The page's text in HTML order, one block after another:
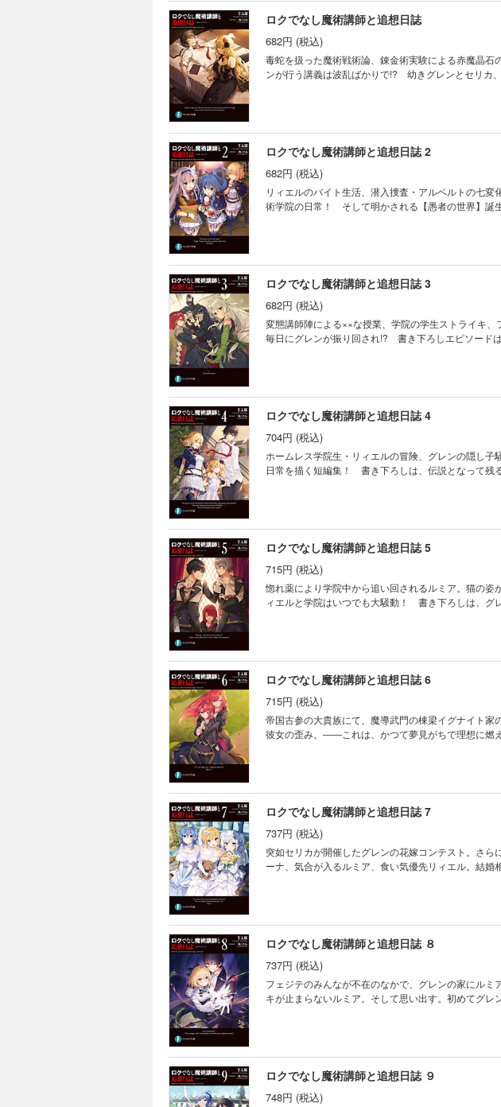
ロクでなし魔術講師と追想日誌
682円 (税込)
毒蛇を扱った魔術戦術論、錬金術実験による赤魔晶
ンが行う講義は波乱ばかりで!? 幼きグレンとセリカ
ロクでなし魔術講師と追想日誌 2
682円 (税込)
リィエルのバイト生活、潜入捜査・アルベルトの七
術学院の日常！ そして明かされる【愚者の世界】誕
ロクでなし魔術講師と追想日誌 3
682円 (税込)
変態講師陣による××な授業、学院の学生ストライキ
毎日にグレンが振り回され!? 書き下ろしエピソー
ロクでなし魔術講師と追想日誌 4
704円 (税込)
ホームレス学院生・リィエルの冒険、グレンの隠し
日常を描く短編集！ 書き下ろしは、伝説となって残
ロクでなし魔術講師と追想日誌 5
715円 (税込)
惚れ薬により学院中から追い回されるルミア。猫の
ィエルと学院はいつでも大騒動！ 書き下ろしは、グ
ロクでなし魔術講師と追想日誌 6
715円 (税込)
帝国古参の大貴族にて、魔導武門の棟梁イグナイト
彼女の歪み。――これは、かつて夢見がちで理想に燃
ロクでなし魔術講師と追想日誌 7
737円 (税込)
突如セリカが開催したグレンの花嫁コンテスト。さ
ーナ、気合が入るルミア、食い気優先リィエル。結
ロクでなし魔術講師と追想日誌 ８
737円 (税込)
フェジテのみんなが不在のなかで、グレンの家にル
キが止まらないルミア。そして思い出す。初めてグ
ロクでなし魔術講師と追想日誌 ９
748円 (税込)